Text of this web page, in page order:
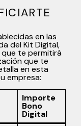
en las
del Kit Digital,
te permitirá
que te
en esta
empresa:
Importe
Bono
Digital